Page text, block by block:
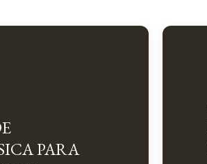
PARA